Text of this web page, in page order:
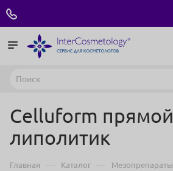
Celluform прямой
липолитик
Главная — Каталог — Мезопрепараты